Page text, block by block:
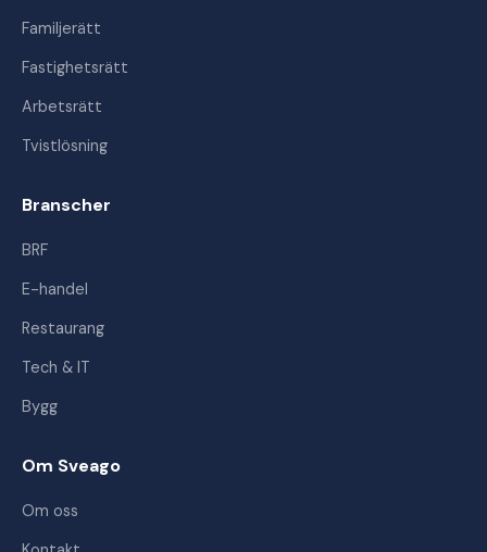
Familjerätt
Fastighetsrätt
Arbetsrätt
Tvistlösning
Branscher
BRF
E-handel
Restaurang
Tech & IT
Bygg
Om Sveago
Om oss